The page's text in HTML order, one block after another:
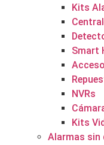
Kits
Smart
NVRs
Kits
Alarmas sin